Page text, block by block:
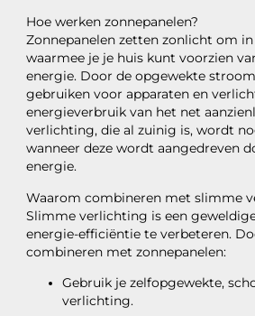
Hoe werken zonnepanelen?
Zonnepanelen zetten zonlicht om
waarmee je je huis kunt voorzien
energie. Door de opgewekte
gebruiken voor apparaten en
energieverbruik van het net
verlichting, die al zuinig is, wordt
wanneer deze wordt aangedreven
energie.
Waarom combineren met slimme
Slimme verlichting is een
energie-efficiëntie te verbeteren.
combineren met zonnepanelen:
Gebruik je zelfopgewekte,
verlichting.